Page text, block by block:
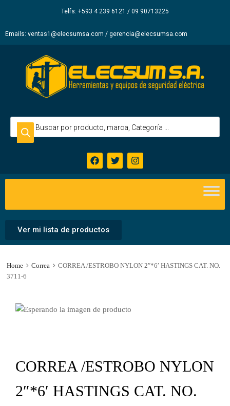
Telfs: +593 4 239 6121 / 09 90713225
Emails: ventas1@elecsumsa.com / gerencia@elecsumsa.com
Ver mi lista de productos
Home Correa
CORREA /ESTROBO NYLON 2″*6′ HASTINGS CAT. NO.
3711-6
CORREA /ESTROBO NYLON
2″*6′ HASTINGS CAT. NO.